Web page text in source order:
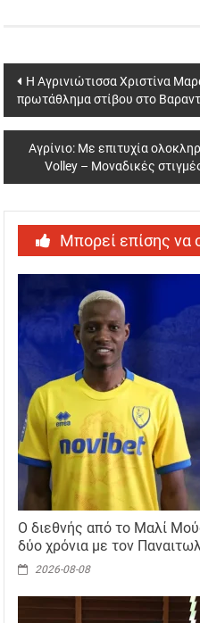
Post
navigation
Η Αγρινιώτισσα Χριστίνα
πρωτάθλημα στίβου στο
Αγρίνιο: Με επιτυχία
Volley – Μοναδικές
Μπορεί επίσης να
Ο διεθνής από το Μαλί
δύο χρόνια με τον
2026-08-08